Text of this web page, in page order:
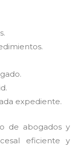
expediente.
de abogados y
eficiente y